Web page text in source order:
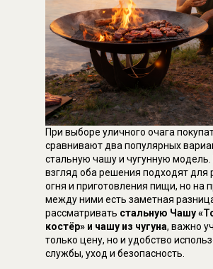
При выборе уличного очага
сравнивают два популярных
стальную чашу и чугунную
взгляд оба решения подходят для
огня и приготовления пищи, но на
между ними есть заметная
рассматривать стальную Чашу
костёр» и чашу из чугуна, важно
только цену, но и удобство
службы, уход и безопасность.